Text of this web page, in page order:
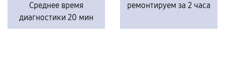
Среднее время
диагностики 20 мин
ремонтируем за 2 часа